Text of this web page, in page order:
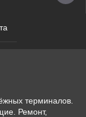
терминалов.
Ремонт,